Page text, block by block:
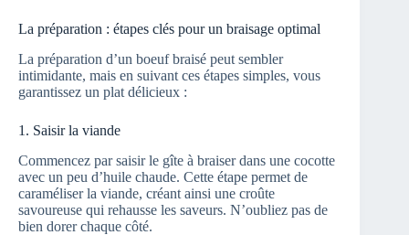
La préparation : étapes clés pour un braisage optimal
La préparation d’un boeuf braisé peut sembler
intimidante, mais en suivant ces étapes simples, vous
garantissez un plat délicieux :
1. Saisir la viande
Commencez par saisir le gîte à braiser dans une cocotte
avec un peu d’huile chaude. Cette étape permet de
caraméliser la viande, créant ainsi une croûte
savoureuse qui rehausse les saveurs. N’oubliez pas de
bien dorer chaque côté.